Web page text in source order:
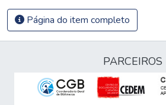
Página do item completo
PARCEIROS